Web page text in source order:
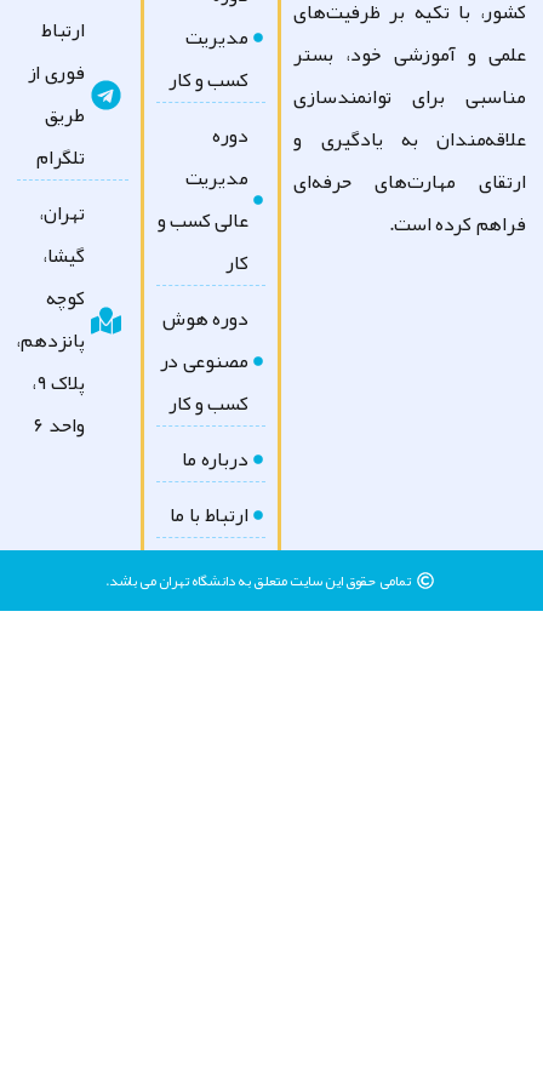
با تکیه بر ظرفیت‌های
و آموزشی خود، بستر
برای توانمندسازی
به یادگیری و
مهارت‌های حرفه‌ای
کرده است.
مدیریت
کسب و کار
دوره
مدیریت
عالی کسب و
دوره هوش
مصنوعی در
کسب و کار
درباره ما
ارتباط با ما
ارتباط
فوری از
طریق
تلگرام
تهران،
گیشا،
کوچه
پانزدهم،
پلاک ۹،
واحد ۶
تمامی حقوق این سایت متعلق به دانشگاه تهران می باشد.